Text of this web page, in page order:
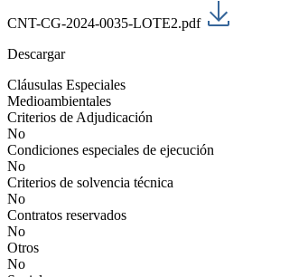
CNT-CG-2024-0035-LOTE2.pdf
Descargar
Cláusulas Especiales
Medioambientales
Criterios de Adjudicación
No
Condiciones especiales de ejecución
No
Criterios de solvencia técnica
No
Contratos reservados
No
Otros
No